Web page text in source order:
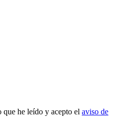
he leído y acepto el aviso de